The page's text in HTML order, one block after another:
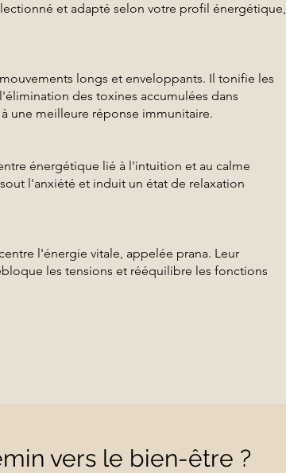
et adapté selon votre profil énergétique,
longs et enveloppants. Il tonifie les
des toxines accumulées dans
une meilleure réponse immunitaire.
énergétique lié à l'intuition et au calme
l'anxiété et induit un état de relaxation
l'énergie vitale, appelée prana. Leur
les tensions et rééquilibre les fonctions
vers le bien-être ?